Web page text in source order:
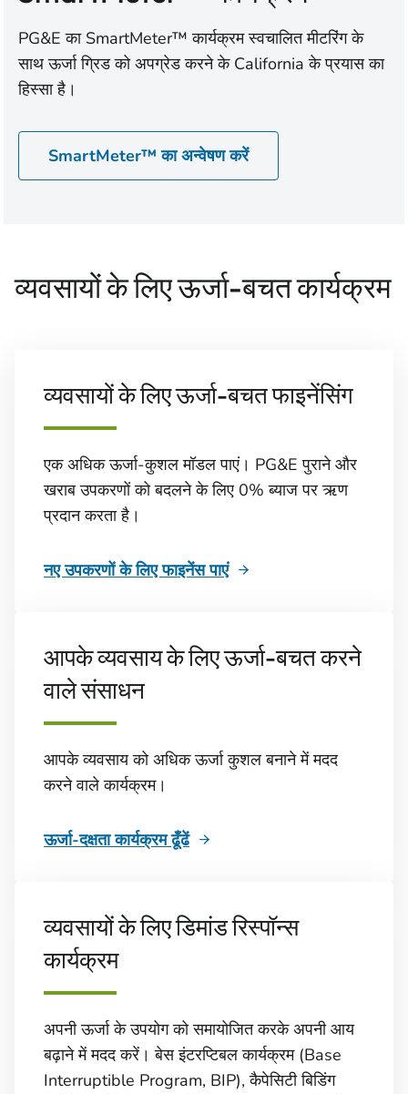
PG&E का SmartMeter™ कार्यक्रम स्वचालित मीटरिंग के
साथ ऊर्जा ग्रिड को अपग्रेड करने के California के प्रयास का
हिस्सा है।
SmartMeter™ का अन्वेषण करें
व्यवसायों के लिए ऊर्जा-बचत कार्यक्रम
व्यवसायों के लिए ऊर्जा-बचत फाइनेंसिंग
एक अधिक ऊर्जा-कुशल मॉडल पाएं। PG&E पुराने और
खराब उपकरणों को बदलने के लिए 0% ब्याज पर ऋण
प्रदान करता है।
नए उपकरणों के लिए फाइनेंस पाएं
आपके व्यवसाय के लिए ऊर्जा-बचत करने
वाले संसाधन
आपके व्यवसाय को अधिक ऊर्जा कुशल बनाने में मदद
करने वाले कार्यक्रम।
ऊर्जा-दक्षता कार्यक्रम ढूँढें
व्यवसायों के लिए डिमांड रिस्पॉन्स
कार्यक्रम
अपनी ऊर्जा के उपयोग को समायोजित करके अपनी आय
बढ़ाने में मदद करें। बेस इंटरप्टिबल कार्यक्रम (Base
Interruptible Program, BIP), कैपेसिटी बिडिंग